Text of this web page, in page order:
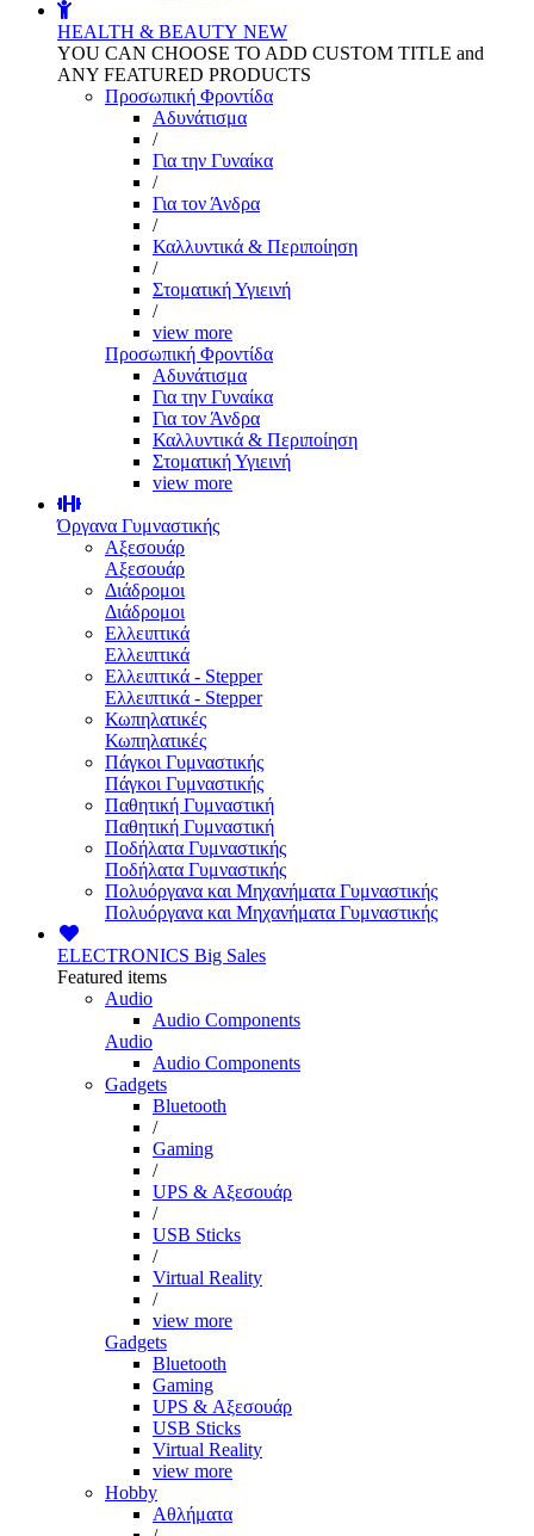
HEALTH & BEAUTY NEW
YOU CAN CHOOSE TO ADD CUSTOM TITLE and
ANY FEATURED PRODUCTS
Προσωπική Φροντίδα
Αδυνάτισμα
/
Για την Γυναίκα
/
Για τον Άνδρα
/
Καλλυντικά & Περιποίηση
/
Στοματική Υγιεινή
/
view more
Προσωπική Φροντίδα
Αδυνάτισμα
Για την Γυναίκα
Για τον Άνδρα
Καλλυντικά & Περιποίηση
Στοματική Υγιεινή
view more
Όργανα Γυμναστικής
Αξεσουάρ
Αξεσουάρ
Διάδρομοι
Διάδρομοι
Ελλειπτικά
Ελλειπτικά
Ελλειπτικά - Stepper
Ελλειπτικά - Stepper
Κωπηλατικές
Κωπηλατικές
Πάγκοι Γυμναστικής
Πάγκοι Γυμναστικής
Παθητική Γυμναστική
Παθητική Γυμναστική
Ποδήλατα Γυμναστικής
Ποδήλατα Γυμναστικής
Πολυόργανα και Μηχανήματα Γυμναστικής
Πολυόργανα και Μηχανήματα Γυμναστικής
ELECTRONICS Big Sales
Featured items
Audio
Audio Components
Audio
Audio Components
Gadgets
Bluetooth
/
Gaming
/
UPS & Αξεσουάρ
/
USB Sticks
/
Virtual Reality
/
view more
Gadgets
Bluetooth
Gaming
UPS & Αξεσουάρ
USB Sticks
Virtual Reality
view more
Hobby
Αθλήματα